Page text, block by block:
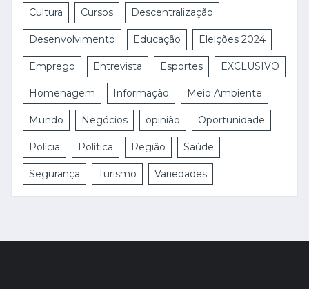
Cultura Cursos Descentralização
Desenvolvimento Educação Eleições 2024
Emprego Entrevista Esportes EXCLUSIVO
Homenagem Informação Meio Ambiente
Mundo Negócios opinião Oportunidade
Polícia Política Região Saúde
Segurança Turismo Variedades